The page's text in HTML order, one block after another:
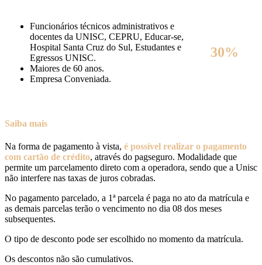
Funcionários técnicos administrativos e
docentes da UNISC, CEPRU, Educar-se,
Hospital Santa Cruz do Sul, Estudantes e
Egressos UNISC.
Maiores de 60 anos.
Empresa Conveniada.
30%
Saiba mais
Na forma de pagamento à vista, é possível realizar o pagamento
com cartão de crédito, através do pagseguro. Modalidade que
permite um parcelamento direto com a operadora, sendo que a Unisc
não interfere nas taxas de juros cobradas.
No pagamento parcelado, a 1ª parcela é paga no ato da matrícula e
as demais parcelas terão o vencimento no dia 08 dos meses
subsequentes.
O tipo de desconto pode ser escolhido no momento da matrícula.
Os descontos não são cumulativos.